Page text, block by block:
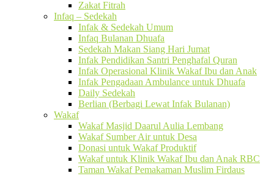
Zakat Fitrah
Infaq – Sedekah
Infak & Sedekah Umum
Infaq Bulanan Dhuafa
Sedekah Makan Siang Hari Jumat
Infak Pendidikan Santri Penghafal Quran
Infak Operasional Klinik Wakaf Ibu dan Anak
Infak Pengadaan Ambulance untuk Dhuafa
Daily Sedekah
Berlian (Berbagi Lewat Infak Bulanan)
Wakaf
Wakaf Masjid Daarul Aulia Lembang
Wakaf Sumber Air untuk Desa
Donasi untuk Wakaf Produktif
Wakaf untuk Klinik Wakaf Ibu dan Anak RBC
Taman Wakaf Pemakaman Muslim Firdaus